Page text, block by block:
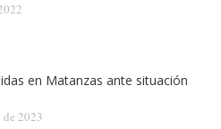
en Matanzas ante situación
de 2023